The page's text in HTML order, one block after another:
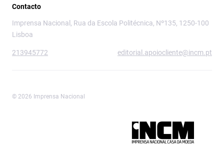
Contacto
Imprensa Nacional, Rua da Escola Politécnica, Nº135, 1250-100
Lisboa
213945772 editorial.apoiocliente@incm.pt
© 2026 Imprensa Nacional